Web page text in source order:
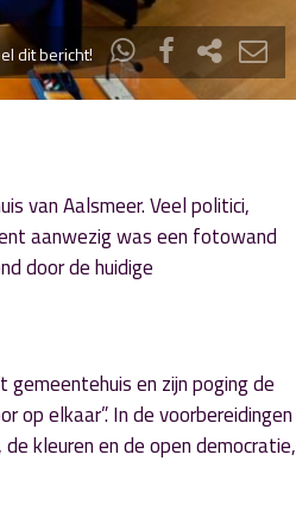
dit bericht!
van Aalsmeer. Veel politici,
aanwezig was een fotowand
door de huidige
en zijn poging de
op elkaar”. In de voorbereidingen
kleuren en de open democratie,